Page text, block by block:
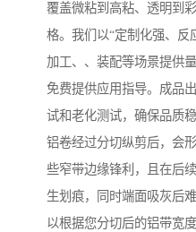
覆盖微粘到高粘、透明到
格。我们以“定制化强、反
加工、、装配等场景提供
免费提供应用指导。成品
试和老化测试，确保品质稳
铝卷经过分切纵剪后，会
些窄带边缘锋利，且在后
生划痕，同时端面吸灰后
以根据您分切后的铝带宽